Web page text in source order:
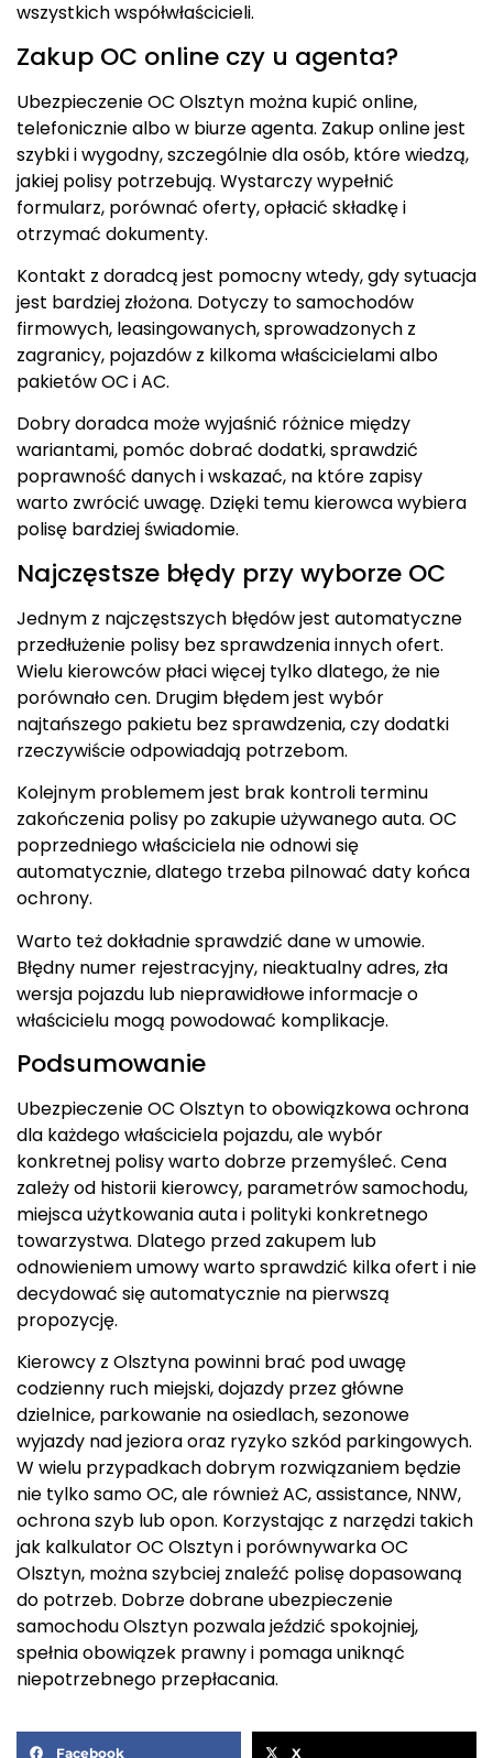
wszystkich współwłaścicieli.
Zakup OC online czy u agenta?
Ubezpieczenie OC Olsztyn można kupić online,
telefonicznie albo w biurze agenta. Zakup online jest
szybki i wygodny, szczególnie dla osób, które wiedzą,
jakiej polisy potrzebują. Wystarczy wypełnić
formularz, porównać oferty, opłacić składkę i
otrzymać dokumenty.
Kontakt z doradcą jest pomocny wtedy, gdy sytuacja
jest bardziej złożona. Dotyczy to samochodów
firmowych, leasingowanych, sprowadzonych z
zagranicy, pojazdów z kilkoma właścicielami albo
pakietów OC i AC.
Dobry doradca może wyjaśnić różnice między
wariantami, pomóc dobrać dodatki, sprawdzić
poprawność danych i wskazać, na które zapisy
warto zwrócić uwagę. Dzięki temu kierowca wybiera
polisę bardziej świadomie.
Najczęstsze błędy przy wyborze OC
Jednym z najczęstszych błędów jest automatyczne
przedłużenie polisy bez sprawdzenia innych ofert.
Wielu kierowców płaci więcej tylko dlatego, że nie
porównało cen. Drugim błędem jest wybór
najtańszego pakietu bez sprawdzenia, czy dodatki
rzeczywiście odpowiadają potrzebom.
Kolejnym problemem jest brak kontroli terminu
zakończenia polisy po zakupie używanego auta. OC
poprzedniego właściciela nie odnowi się
automatycznie, dlatego trzeba pilnować daty końca
ochrony.
Warto też dokładnie sprawdzić dane w umowie.
Błędny numer rejestracyjny, nieaktualny adres, zła
wersja pojazdu lub nieprawidłowe informacje o
właścicielu mogą powodować komplikacje.
Podsumowanie
Ubezpieczenie OC Olsztyn to obowiązkowa ochrona
dla każdego właściciela pojazdu, ale wybór
konkretnej polisy warto dobrze przemyśleć. Cena
zależy od historii kierowcy, parametrów samochodu,
miejsca użytkowania auta i polityki konkretnego
towarzystwa. Dlatego przed zakupem lub
odnowieniem umowy warto sprawdzić kilka ofert i nie
decydować się automatycznie na pierwszą
propozycję.
Kierowcy z Olsztyna powinni brać pod uwagę
codzienny ruch miejski, dojazdy przez główne
dzielnice, parkowanie na osiedlach, sezonowe
wyjazdy nad jeziora oraz ryzyko szkód parkingowych.
W wielu przypadkach dobrym rozwiązaniem będzie
nie tylko samo OC, ale również AC, assistance, NNW,
ochrona szyb lub opon. Korzystając z narzędzi takich
jak kalkulator OC Olsztyn i porównywarka OC
Olsztyn, można szybciej znaleźć polisę dopasowaną
do potrzeb. Dobrze dobrane ubezpieczenie
samochodu Olsztyn pozwala jeździć spokojniej,
spełnia obowiązek prawny i pomaga uniknąć
niepotrzebnego przepłacania.
Facebook X